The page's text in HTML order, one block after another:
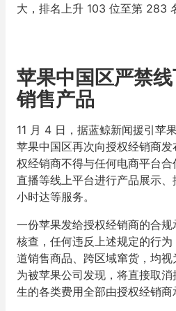
大，排名上升 103 位至第 283
苹果中国区严禁
销售产品
11 月 4 日，据蓝鲸新闻援引苹
苹果中国区再次向授权经销商
权经销商不得与任何电商平台合
直播等线上平台进行产品展示、
小时达等服务。
一份苹果发给授权经销商的合
核查，任何违反上述规定的行
道销售商品、跨区域窜货，均
为被苹果公司发现，将直接取
生的各类费用全部由授权经销商